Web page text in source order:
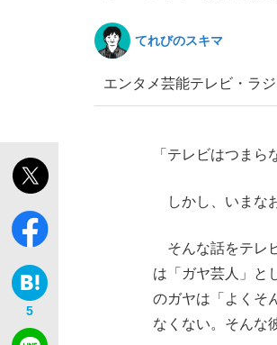
てれびのスキマ
エンタメ芸能テレビ・ラ
5
「テレビはつま
しかし、いまな
そんな話をテレ
は「ガヤ芸人」と
のガヤは「よくそ
なくない。そんな